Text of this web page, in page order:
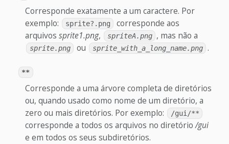
Corresponde exatamente a um caractere. Por
exemplo:
sprite?.png
corresponde aos
arquivossprite1.png, spriteA.png , mas não a
sprite.png ou sprite_with_a_long_name.png .
**
Corresponde a uma árvore completa de diretórios
ou, quando usado como nome de um diretório, a
zero ou mais diretórios. Por exemplo:
/gui/**
corresponde a todos os arquivos no diretório/gui
e em todos os seus subdiretórios.